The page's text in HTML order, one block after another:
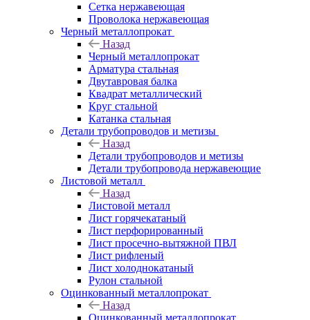
Сетка нержавеющая
Проволока нержавеющая
Черный металлопрокат
Назад
Черный металлопрокат
Арматура стальная
Двутавровая балка
Квадрат металлический
Круг стальной
Катанка стальная
Детали трубопроводов и метизы
Назад
Детали трубопроводов и метизы
Детали трубопровода нержавеющие
Листовой металл
Назад
Листовой металл
Лист горячекатаный
Лист перфорированный
Лист просечно-вытяжной ПВЛ
Лист рифленый
Лист холоднокатаный
Рулон стальной
Оцинкованный металлопрокат
Назад